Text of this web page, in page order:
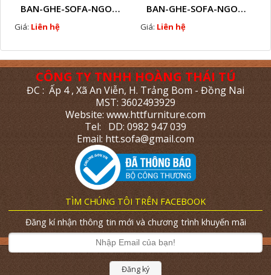
BAN-GHE-SOFA-NGOAI-TROI-GIA-MAY-KN11
Giá: Liên hệ
BAN-GHE-SOFA-NGOAI-TROI-GIA-MAY-KN10
Giá: Liên hệ
CÔNG TY TNHH HOÀNG THÁI TÚ
ĐC : Ấp 4 , Xã An Viễn, H. Trảng Bom - Đồng Nai
MST: 3602493929
Website: www.httfurniture.com
Tel: DD: 0982 947 039
Email: htt.sofa@gmail.com
TÌM CHÚNG TÔI TRÊN FACEBOOK
Đăng kí nhận thông tin mới và chương trình khuyến mãi
Đăng ký